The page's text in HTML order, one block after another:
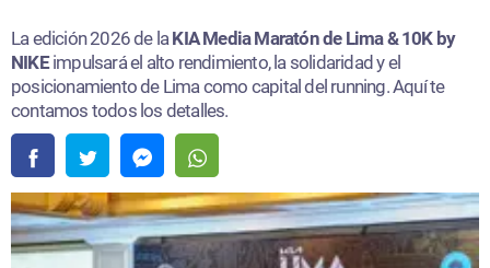
La edición 2026 de laKIA Media Maratón de Lima & 10K by
NIKEimpulsará el alto rendimiento, la solidaridad y el
posicionamiento de Lima como capital del running. Aquí te
contamos todos los detalles.